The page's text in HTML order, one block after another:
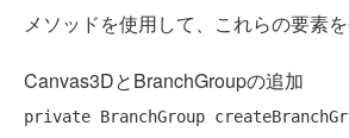
メソッドを使用して、これらの要素を
Canvas3DとBranchGroupの追加
private BranchGroup